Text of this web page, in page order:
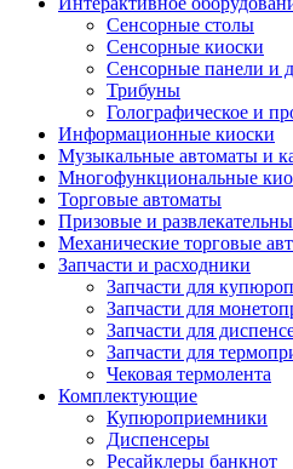
Сенсорные столы
Сенсорные киоски
Сенсорные панели и
Трибуны
Голографическое и
Информационные киоски
Музыкальные автоматы и
Многофункциональные
Торговые автоматы
Призовые и
Механические торговые
Запчасти и расходники
Запчасти для
Запчасти для
Запчасти для
Запчасти для
Чековая термолента
Комплектующие
Купюроприемники
Диспенсеры
Ресайклеры банкнот